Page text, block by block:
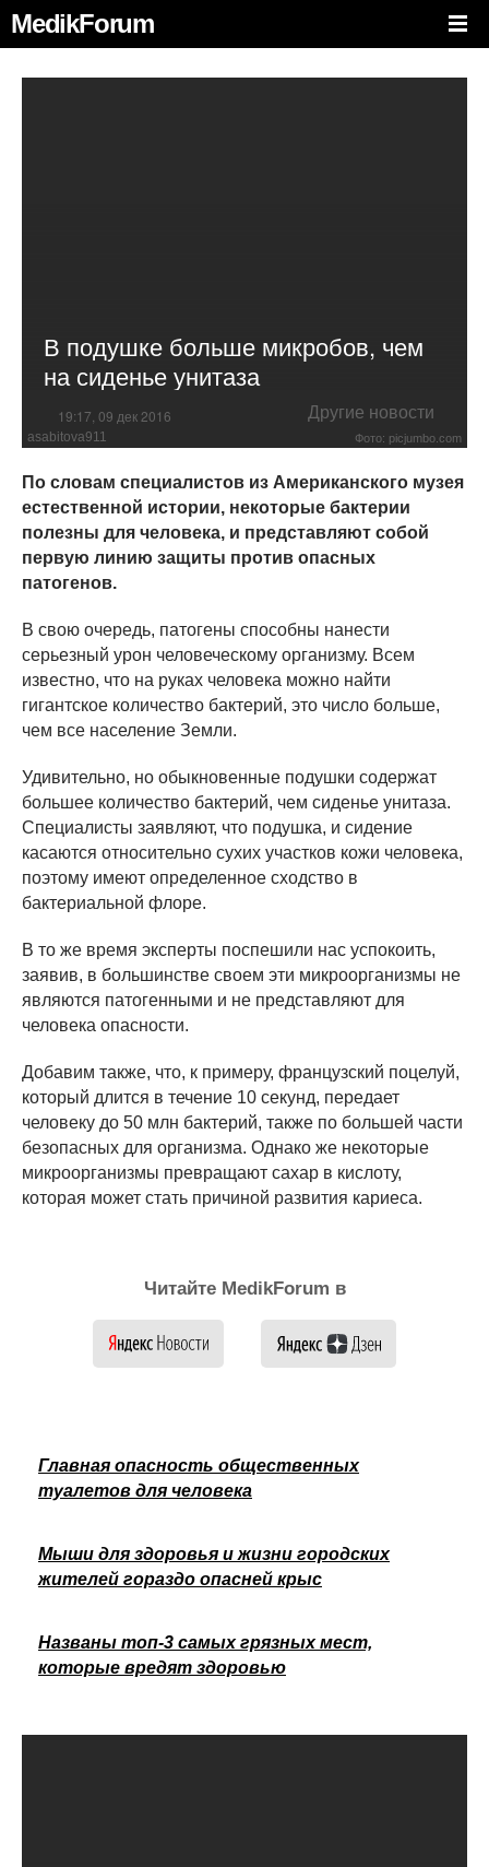
MedikForum
В подушке больше микробов, чем
на сиденье унитаза
19:17, 09 дек 2016 Другие новости
asabitova911 Фото: picjumbo.com
По словам специалистов из Американского музея
естественной истории, некоторые бактерии
полезны для человека, и представляют собой
первую линию защиты против опасных
патогенов.
В свою очередь, патогены способны нанести
серьезный урон человеческому организму. Всем
известно, что на руках человека можно найти
гигантское количество бактерий, это число больше,
чем все население Земли.
Удивительно, но обыкновенные подушки содержат
большее количество бактерий, чем сиденье унитаза.
Специалисты заявляют, что подушка, и сидение
касаются относительно сухих участков кожи человека,
поэтому имеют определенное сходство в
бактериальной флоре.
В то же время эксперты поспешили нас успокоить,
заявив, в большинстве своем эти микроорганизмы не
являются патогенными и не представляют для
человека опасности.
Добавим также, что, к примеру, французский поцелуй,
который длится в течение 10 секунд, передает
человеку до 50 млн бактерий, также по большей части
безопасных для организма. Однако же некоторые
микроорганизмы превращают сахар в кислоту,
которая может стать причиной развития кариеса.
Читайте MedikForum в
Главная опасность общественных
туалетов для человека
Мыши для здоровья и жизни городских
жителей гораздо опасней крыс
Названы топ-3 самых грязных мест,
которые вредят здоровью